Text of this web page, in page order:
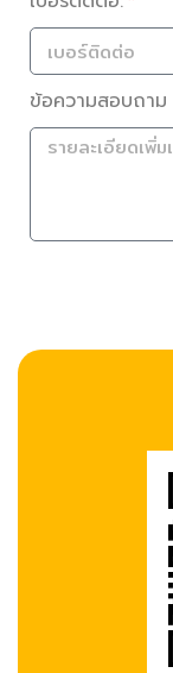
ข้อความสอบถาม